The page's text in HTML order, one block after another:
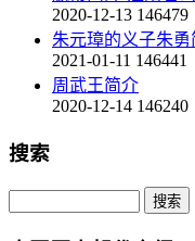
2020-12-13 146479
朱元璋的义子朱
2021-01-11 146441
周武王简介
2020-12-14 146240
搜索